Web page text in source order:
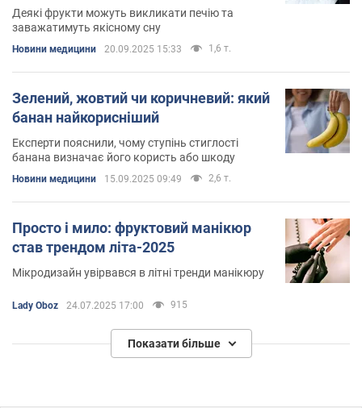
Деякі фрукти можуть викликати печію та
заважатимуть якісному сну
Новини медицини 20.09.2025 15:33 1,6 т.
Зелений, жовтий чи коричневий: який
банан найкорисніший
Експерти пояснили, чому ступінь стиглості
банана визначає його користь або шкоду
Новини медицини 15.09.2025 09:49 2,6 т.
Просто і мило: фруктовий манікюр
став трендом літа-2025
Мікродизайн увірвався в літні тренди манікюру
Lady Oboz 24.07.2025 17:00 915
Показати більше